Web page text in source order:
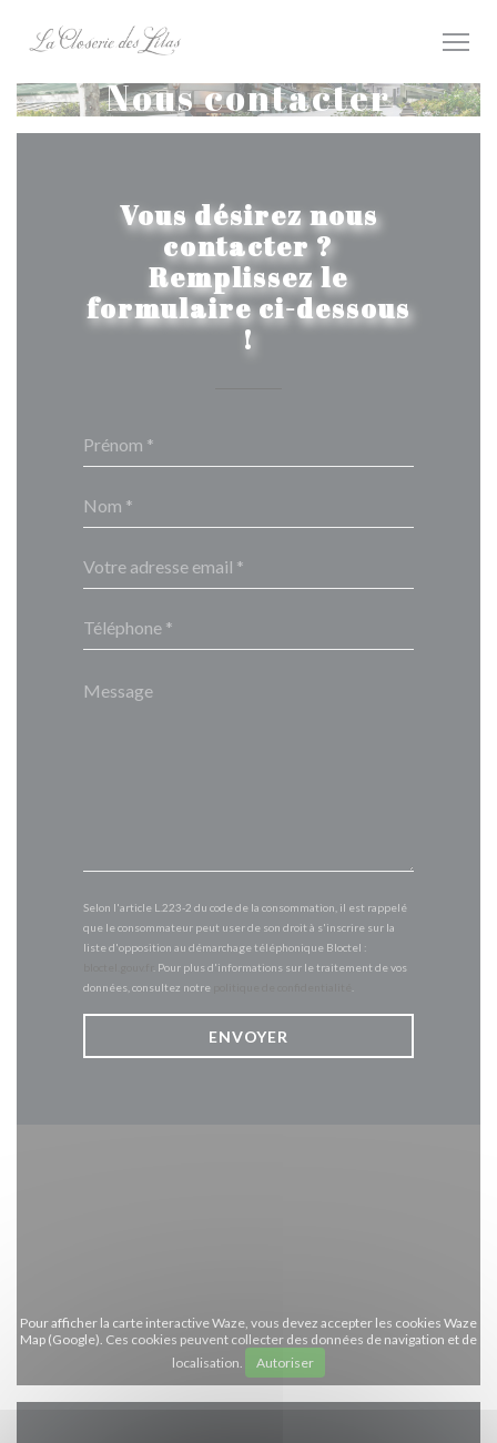
Nous contacter
Vous désirez nous
contacter ?
Remplissez le
formulaire ci-dessous
!
Selon l'article L.223-2 du code de la consommation, il est rappelé
que le consommateur peut user de son droit à s'inscrire sur la
liste d'opposition au démarchage téléphonique Bloctel :
. Pour plus d'informations sur le traitement de vos
données, consultez notre
Pour afficher la carte interactive Waze, vous devez accepter les cookies Waze
Map (Google). Ces cookies peuvent collecter des données de navigation et de
localisation.
Autoriser